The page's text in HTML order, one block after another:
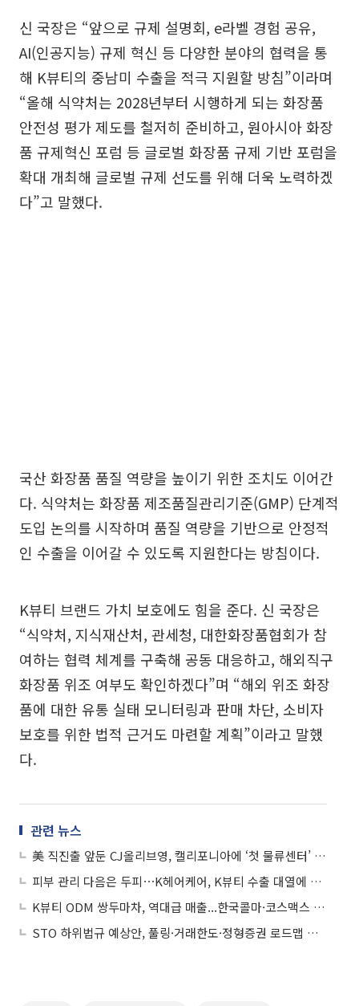
신 국장은 “앞으로 규제 설명회, e라벨 경험 공유,
AI(인공지능) 규제 혁신 등 다양한 분야의 협력을 통
해 K뷰티의 중남미 수출을 적극 지원할 방침”이라며
“올해 식약처는 2028년부터 시행하게 되는 화장품
안전성 평가 제도를 철저히 준비하고, 원아시아 화장
품 규제혁신 포럼 등 글로벌 화장품 규제 기반 포럼을
확대 개최해 글로벌 규제 선도를 위해 더욱 노력하겠
다”고 말했다.
국산 화장품 품질 역량을 높이기 위한 조치도 이어간
다. 식약처는 화장품 제조품질관리기준(GMP) 단계적
도입 논의를 시작하며 품질 역량을 기반으로 안정적
인 수출을 이어갈 수 있도록 지원한다는 방침이다.
K뷰티 브랜드 가치 보호에도 힘을 준다. 신 국장은
“식약처, 지식재산처, 관세청, 대한화장품협회가 참
여하는 협력 체계를 구축해 공동 대응하고, 해외직구
화장품 위조 여부도 확인하겠다”며 “해외 위조 화장
품에 대한 유통 실태 모니터링과 판매 차단, 소비자
보호를 위한 법적 근거도 마련할 계획”이라고 말했
다.
관련 뉴스
美 직진출 앞둔 CJ올리브영, 캘리포니아에 ‘첫 물류센터’ 구축
피부 관리 다음은 두피⋯K헤어케어, K뷰티 수출 대열에 합류
K뷰티 ODM 쌍두마차, 역대급 매출...한국콜마·코스맥스 “올해 해외서 더 생산”
STO 하위법규 예상안, 풀링·거래한도·정형증권 로드맵 제시